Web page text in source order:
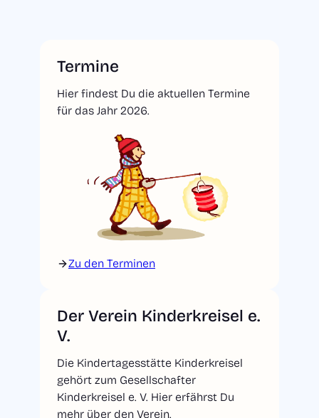
Termine
Hier findest Du die aktuellen Termine
für das Jahr 2026.
Zu den Terminen
Der Verein Kinderkreisel e.
V.
Die Kindertagesstätte Kinderkreisel
gehört zum Gesellschafter
Kinderkreisel e. V. Hier erfährst Du
mehr über den Verein.